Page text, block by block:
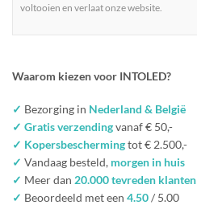
voltooien en verlaat onze website.
Waarom kiezen voor INTOLED?
✓ Bezorging in Nederland & België
✓ Gratis verzendingvanaf € 50,-
✓ Kopersbeschermingtot € 2.500,-
✓ Vandaag besteld, morgen in huis
✓ Meer dan 20.000 tevreden klanten
✓ Beoordeeld met een 4.50/ 5.00